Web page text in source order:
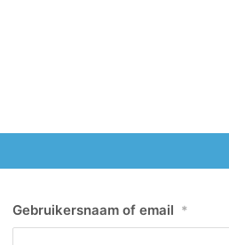
Gebruikersnaam of email *